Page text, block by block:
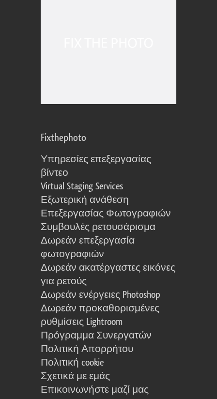
Fixthephoto
Υπηρεσίες επεξεργασίας
βίντεο
Virtual Staging Services
Εξωτερική ανάθεση
Επεξεργασίας Φωτογραφιών
Συμβουλές ρετουσάρισμα
Δωρεάν επεξεργασία
φωτογραφιών
Δωρεάν ακατέργαστες εικόνες
για ρετούς
Δωρεάν ενέργειες Photoshop
Δωρεάν προκαθορισμένες
ρυθμίσεις Lightroom
Πρόγραμμα Συνεργατών
Πολιτική Απορρήτου
Πολιτική cookie
Σχετικά με εμάς
Επικοινωνήστε μαζί μας